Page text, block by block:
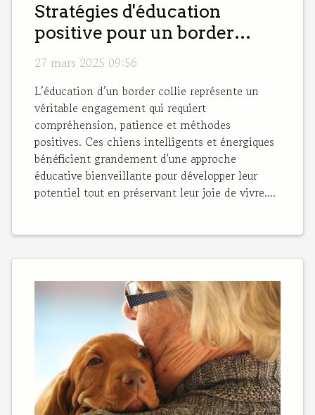
Stratégies d'éducation
positive pour un border
collie heureux et obéissant
27 mars 2025 09:56
L’éducation d’un border collie représente un
véritable engagement qui requiert
compréhension, patience et méthodes
positives. Ces chiens intelligents et énergiques
bénéficient grandement d'une approche
éducative bienveillante pour développer leur
potentiel tout en préservant leur joie de vivre....